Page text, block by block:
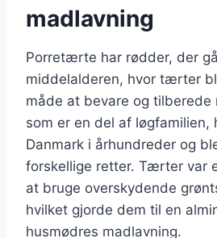
madlavning
Porretærte har rødder, der
middelalderen, hvor tærter
måde at bevare og tilberede
som er en del af
Danmark i århundreder og
forskellige retter. Tærter var
at bruge overskydende
hvilket gjorde dem til en
husmødres madlavning.